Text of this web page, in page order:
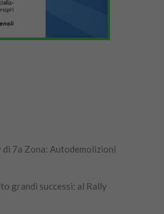
di 7a Zona: Autodemolizioni
grandi successi: al Rally